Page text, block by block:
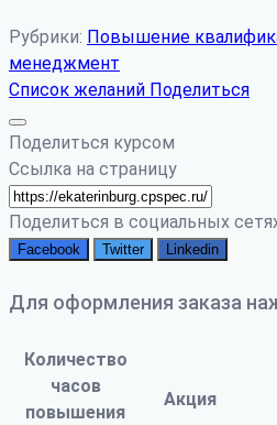
Рубрики: Повышение
менеджмент
Список желаний Поделиться
Поделиться курсом
Ссылка на страницу
Поделиться в социальных
Facebook Twitter Linkedin
Для оформления заказа
Количество
часов
повышения
Акция